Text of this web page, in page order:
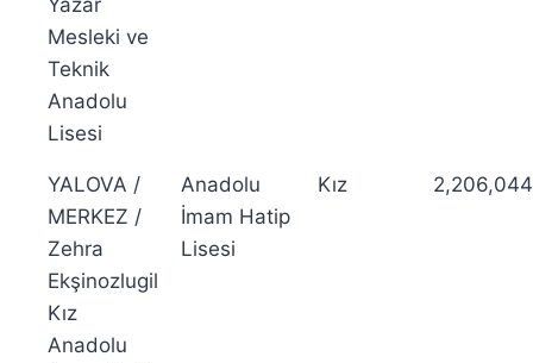
Mesleki ve
Teknik
Anadolu
Lisesi
YALOVA /
MERKEZ /
Zehra
Ekşinozlugil
Kız
Anadolu
Anadolu
İmam Hatip
Lisesi
Kız 2,206,044